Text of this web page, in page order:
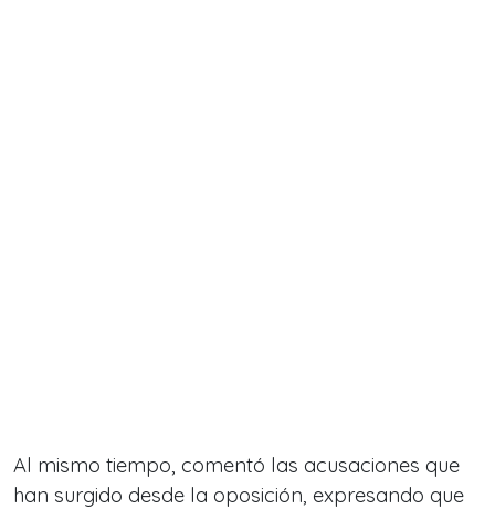
Al mismo tiempo, comentó las acusaciones que
han surgido desde la oposición, expresando que